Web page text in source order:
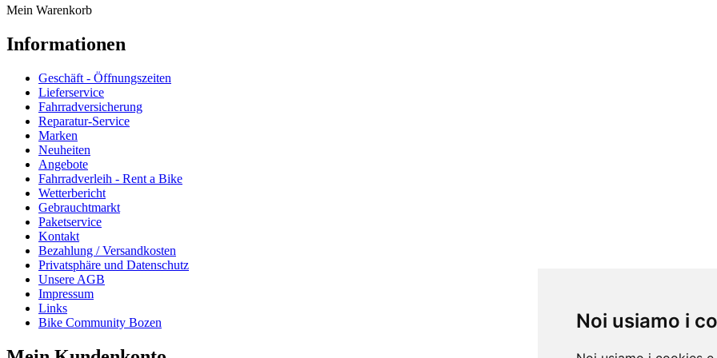
Noi usiamo i
Mein Warenkorb
Informationen
Geschäft - Öffnungszeiten
Lieferservice
Fahrradversicherung
Reparatur-Service
Marken
Neuheiten
Angebote
Fahrradverleih - Rent a Bike
Wetterbericht
Gebrauchtmarkt
Paketservice
Kontakt
Bezahlung / Versandkosten
Privatsphäre und Datenschutz
Unsere AGB
Impressum
Links
Bike Community Bozen